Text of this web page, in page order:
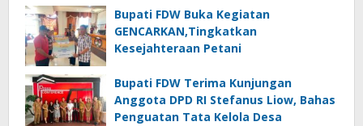
Bupati FDW Buka Kegiatan
GENCARKAN,Tingkatkan
Kesejahteraan Petani
Bupati FDW Terima Kunjungan
Anggota DPD RI Stefanus Liow, Bahas
Penguatan Tata Kelola Desa